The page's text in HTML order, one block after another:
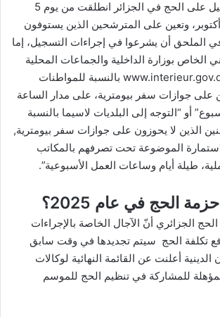
وكانت عملية التسجيل على الحج في الجزائر انطلقت من يوم 5
أكتوبر حتى يوم 27 أكتوبر، وتعين على المترشحين الذين يستوفون
الملحق أن يشرعوا في إجراءات التسجيل، إما
الخاص بوزارة الداخلية والجماعات المحلية
والتهيئة العمرانية www.interieur.gov.dz بالنسبة للمواطنات
على جوازات سفر بيومترية، على مدار الساعة
أو “التوجه إلى البلديات لاسيما بالنسبة
الذين لا يحوزون على جوازات سفر بيومترية,
الموضوعة تحت تصرفهم بالمكاتب
طيلة أيام وساعات العمل الأسبوعية”.
الحج في عام 2025؟
الجزائري أنّ الآجال الخاصة بالإجراءات
تكلفة الحج سيتم تجديدها في وقت سابق
الدينية أعلنت عن القائمة النهائية لوكالات
للمشاركة في تنظيم الحج للموسم